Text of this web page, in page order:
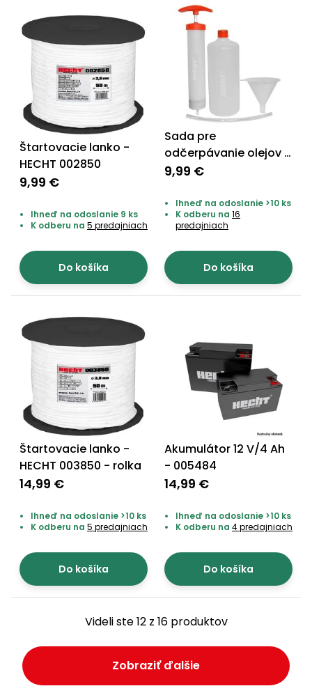
Štartovacie lanko -
HECHT 002850
9,99 €
Ihneď na odoslanie 9 ks
K odberu na 5 predajniach
Do košíka
Sada pre
odčerpávanie olejov -
HECHT 5011
9,99 €
Ihneď na odoslanie >10 ks
K odberu na 16
predajniach
Do košíka
Štartovacie lanko -
HECHT 003850 - rolka
14,99 €
Ihneď na odoslanie >10 ks
K odberu na 5 predajniach
Do košíka
Akumulátor 12 V/4 Ah
- 005484
14,99 €
Ihneď na odoslanie >10 ks
K odberu na 4 predajniach
Do košíka
Videli ste 12 z 16 produktov
Zobraziť ďalšie